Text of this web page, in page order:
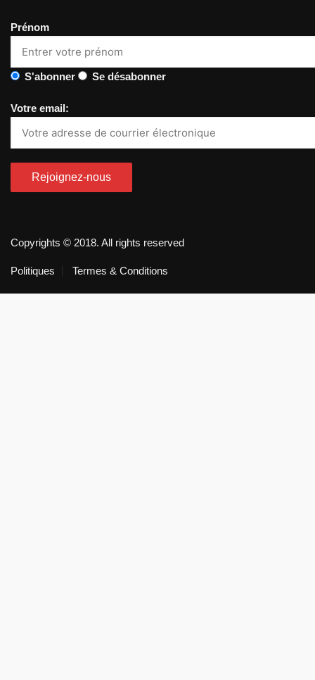
Prénom
S'abonner Se désabonner
Votre email:
Copyrights © 2018. All rights reserved
Politiques Termes & Conditions